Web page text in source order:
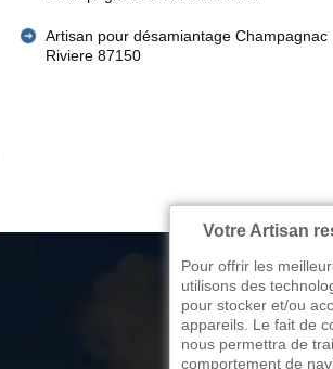
Artisan pour désamiantage Champagnac
Riviere 87150
176
Votre Artisan
Pour offrir les
utilisons des
pour stocker et/ou
appareils. Le fait de
nous permettra de
comportement de